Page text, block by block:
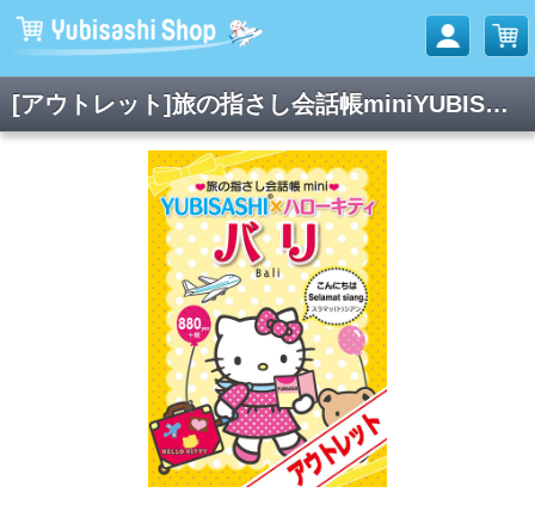
[アウトレット]旅の指さし会話帳miniYUBISASHI×ハローキティ バリ[インドネシア語]